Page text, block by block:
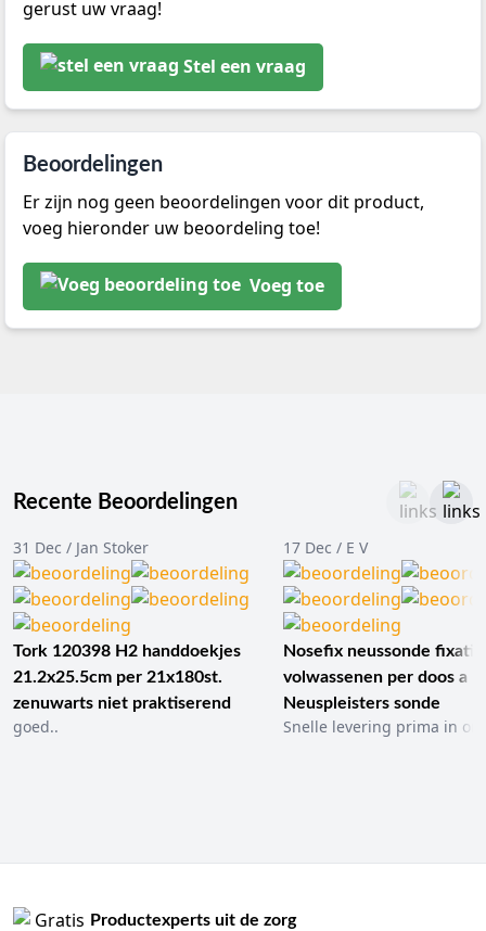
gerust uw vraag!
Stel een vraag
Beoordelingen
Er zijn nog geen beoordelingen voor dit product,
voeg hieronder uw beoordeling toe!
Voeg toe
Recente Beoordelingen
31 Dec / Jan Stoker
Tork 120398 H2 handdoekjes
21.2x25.5cm per 21x180st.
zenuwarts niet praktiserend
goed..
17 Dec / E V
Nosefix neussonde
volwassenen per doos a
Neuspleisters sonde
Snelle levering prima in
Productexperts uit de zorg